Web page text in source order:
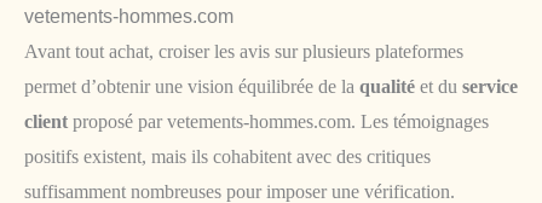
vetements-hommes.com
Avant tout achat, croiser les avis sur plusieurs plateformes
permet d’obtenir une vision équilibrée de la qualité et du service
client proposé par vetements-hommes.com. Les témoignages
positifs existent, mais ils cohabitent avec des critiques
suffisamment nombreuses pour imposer une vérification.